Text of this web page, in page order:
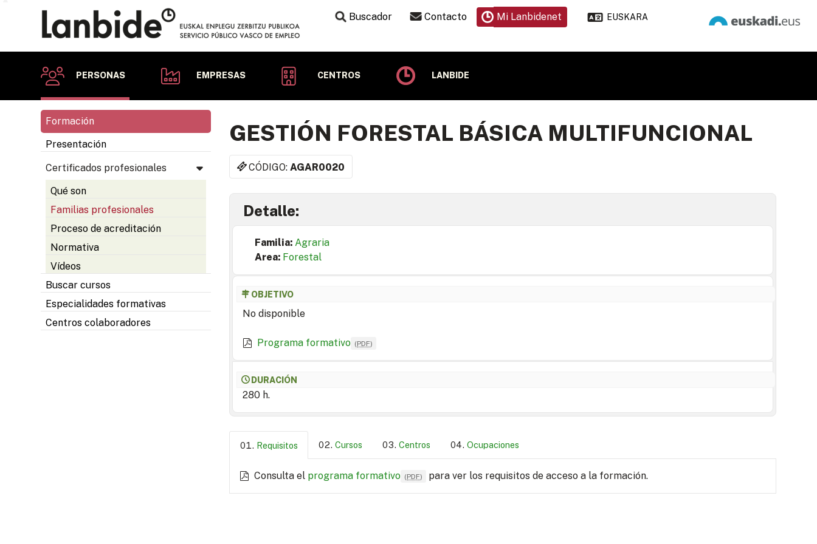
Buscador Contacto Mi Lanbidenet EUSKARA
PERSONAS EMPRESAS CENTROS LANBIDE
Formación
Presentación
Certificados profesionales
Qué son
Familias profesionales
Proceso de acreditación
Normativa
Vídeos
Buscar cursos
Especialidades formativas
Centros colaboradores
GESTIÓN FORESTAL BÁSICA MULTIFUNCIONAL
CÓDIGO:AGAR0020
Detalle:
Familia: Agraria
Area: Forestal
OBJETIVO
No disponible
Programa formativo (PDF)
DURACIÓN
280 h.
Requisitos Cursos Centros Ocupaciones
Consulta el programa formativo (PDF) para ver los requisitos de acceso a la formación.